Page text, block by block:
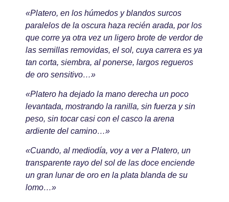
«Platero, en los húmedos y blandos surcos
paralelos de la oscura haza recién arada, por los
que corre ya otra vez un ligero brote de verdor de
las semillas removidas, el sol, cuya carrera es ya
tan corta, siembra, al ponerse, largos regueros
de oro sensitivo…»
«Platero ha dejado la mano derecha un poco
levantada, mostrando la ranilla, sin fuerza y sin
peso, sin tocar casi con el casco la arena
ardiente del camino…»
«Cuando, al mediodía, voy a ver a Platero, un
transparente rayo del sol de las doce enciende
un gran lunar de oro en la plata blanda de su
lomo…»